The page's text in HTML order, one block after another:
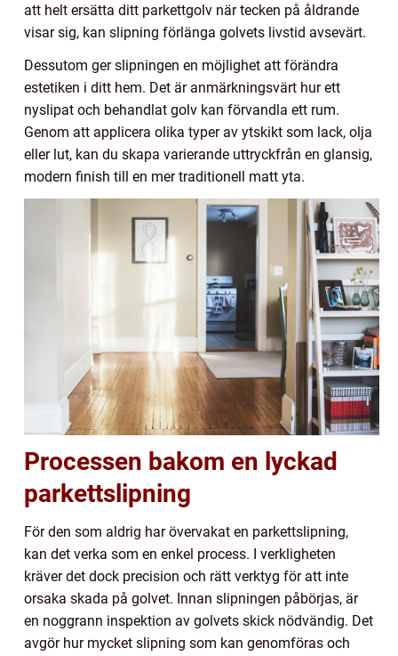
att helt ersätta ditt parkettgolv när tecken på åldrande
visar sig, kan slipning förlänga golvets livstid avsevärt.
Dessutom ger slipningen en möjlighet att förändra
estetiken i ditt hem. Det är anmärkningsvärt hur ett
nyslipat och behandlat golv kan förvandla ett rum.
Genom att applicera olika typer av ytskikt som lack, olja
eller lut, kan du skapa varierande uttryckfrån en glansig,
modern finish till en mer traditionell matt yta.
Processen bakom en lyckad
parkettslipning
För den som aldrig har övervakat en parkettslipning,
kan det verka som en enkel process. I verkligheten
kräver det dock precision och rätt verktyg för att inte
orsaka skada på golvet. Innan slipningen påbörjas, är
en noggrann inspektion av golvets skick nödvändig. Det
avgör hur mycket slipning som kan genomföras och